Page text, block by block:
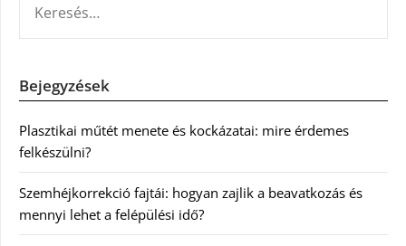
Bejegyzések
Plasztikai műtét menete és kockázatai: mire érdemes
felkészülni?
Szemhéjkorrekció fajtái: hogyan zajlik a beavatkozás és
mennyi lehet a felépülési idő?